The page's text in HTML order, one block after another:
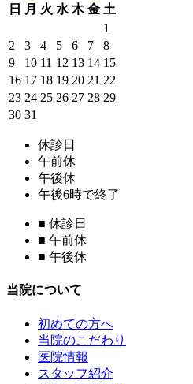
日
月 火 水 木 金 土
1
2
3 4 5 6 7
8
9
10 11 12 13 14 15
16 17 18 19 20 21 22
23 24 25 26 27 28 29
30 31
休診日
午前休
午後休
午後6時で終了
■ 休診日
■ 午前休
■ 午後休
当院について
初めての方へ
当院のこだわり
医院情報
スタッフ紹介